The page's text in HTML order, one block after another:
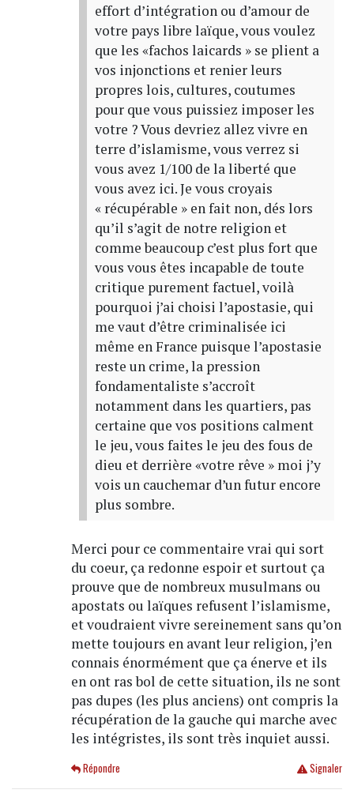
effort d’intégration ou d’amour de
votre pays libre laïque, vous voulez
que les «fachos laicards » se plient a
vos injonctions et renier leurs
propres lois, cultures, coutumes
pour que vous puissiez imposer les
votre ? Vous devriez allez vivre en
terre d’islamisme, vous verrez si
vous avez 1/100 de la liberté que
vous avez ici. Je vous croyais
« récupérable » en fait non, dés lors
qu’il s’agit de notre religion et
comme beaucoup c’est plus fort que
vous vous êtes incapable de toute
critique purement factuel, voilà
pourquoi j’ai choisi l’apostasie, qui
me vaut d’être criminalisée ici
même en France puisque l’apostasie
reste un crime, la pression
fondamentaliste s’accroît
notamment dans les quartiers, pas
certaine que vos positions calment
le jeu, vous faites le jeu des fous de
dieu et derrière «votre rêve » moi j’y
vois un cauchemar d’un futur encore
plus sombre.
Merci pour ce commentaire vrai qui sort
du coeur, ça redonne espoir et surtout ça
prouve que de nombreux musulmans ou
apostats ou laïques refusent l’islamisme,
et voudraient vivre sereinement sans qu’on
mette toujours en avant leur religion, j’en
connais énormément que ça énerve et ils
en ont ras bol de cette situation, ils ne sont
pas dupes (les plus anciens) ont compris la
récupération de la gauche qui marche avec
les intégristes, ils sont très inquiet aussi.
Signaler
Répondre